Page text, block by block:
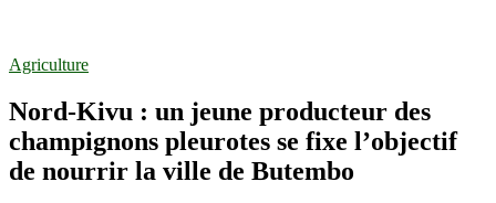
Agriculture
Nord-Kivu : un jeune producteur des
champignons pleurotes se fixe l’objectif
de nourrir la ville de Butembo